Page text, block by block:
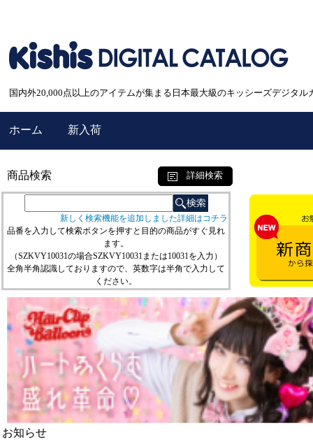
国内外20,000点以上のアイテムが集まる日本最大級のキッシーズデジタル
ホーム 新入荷
商品検索 詳細検索
新しく検索機能を追加しました詳細はコチラ
品番を入力して検索ボタンを押すと目的の商品がすぐ見れ
ます。
（SZKVY10031の場合SZKVY10031または10031を入力）
全角半角認識しておりますので、英数字は半角で入力して
ください。
お知らせ